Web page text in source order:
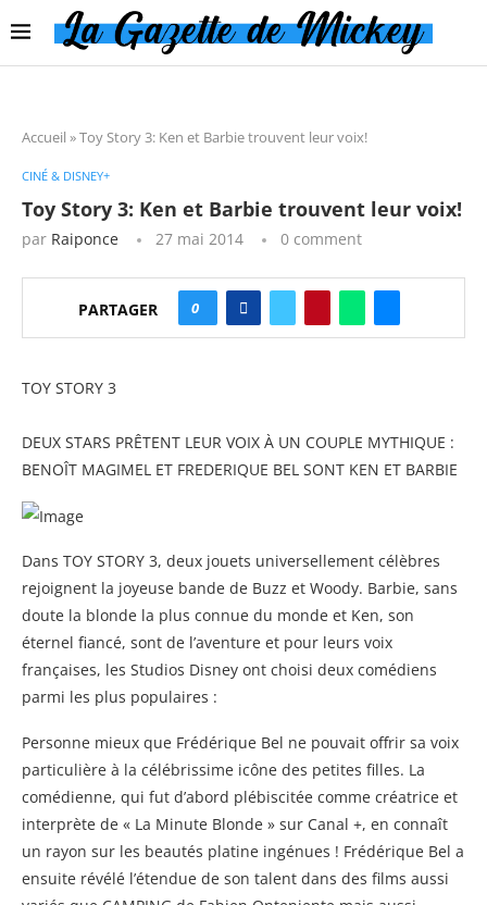
Accueil »Toy Story 3: Ken et Barbie trouvent leur voix!
CINÉ & DISNEY+
Toy Story 3: Ken et Barbie trouvent leur voix!
par Raiponce 27 mai 2014 0 comment
PARTAGER 0
TOY STORY 3
DEUX STARS PRÊTENT LEUR VOIX À UN COUPLE MYTHIQUE :
BENOÎT MAGIMEL ET FREDERIQUE BEL SONT KEN ET BARBIE
Dans TOY STORY 3, deux jouets universellement célèbres
rejoignent la joyeuse bande de Buzz et Woody. Barbie, sans
doute la blonde la plus connue du monde et Ken, son
éternel fiancé, sont de l’aventure et pour leurs voix
françaises, les Studios Disney ont choisi deux comédiens
parmi les plus populaires :
Personne mieux que Frédérique Bel ne pouvait offrir sa voix
particulière à la célébrissime icône des petites filles. La
comédienne, qui fut d’abord plébiscitée comme créatrice et
interprète de « La Minute Blonde » sur Canal +, en connaît
un rayon sur les beautés platine ingénues ! Frédérique Bel a
ensuite révélé l’étendue de son talent dans des films aussi